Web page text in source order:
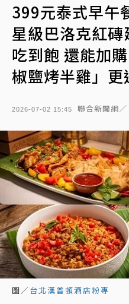
399元泰式早午
星級巴洛克紅
吃到飽 還能加
椒鹽烤半雞」更
2026-07-02 15:45 聯合新聞網
圖／台北漢普頓酒店粉專